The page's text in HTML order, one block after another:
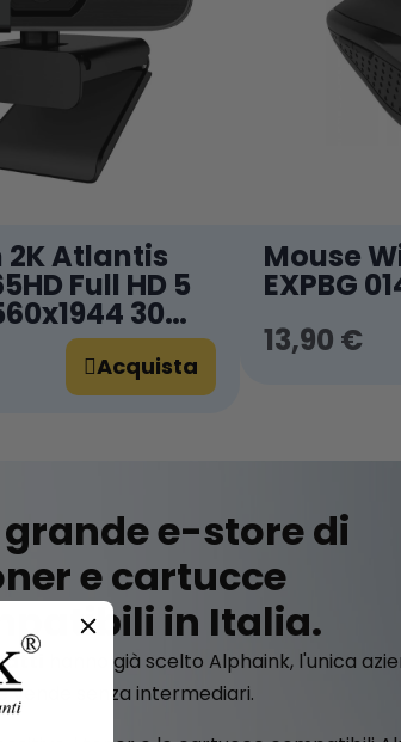
Atlantis
Full HD 5
30
Acquista
Mouse
EXPBG
13,90 €
e-store di
e cartucce
in Italia.
hanno già scelto Alphaink, l'unica
vende senza intermediari.